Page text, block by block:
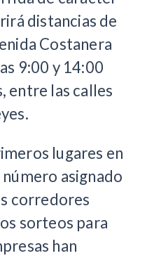
distancias de
Costanera
9:00 y 14:00
entre las calles
lugares en
asignado
corredores
sorteos para
han